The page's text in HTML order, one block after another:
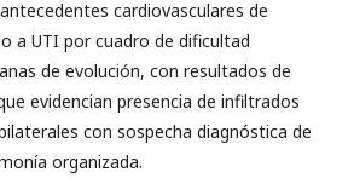
cardiovasculares de
a UTI por cuadro de dificultad
de evolución, con resultados de
evidencian presencia de infiltrados
con sospecha diagnóstica de
organizada.